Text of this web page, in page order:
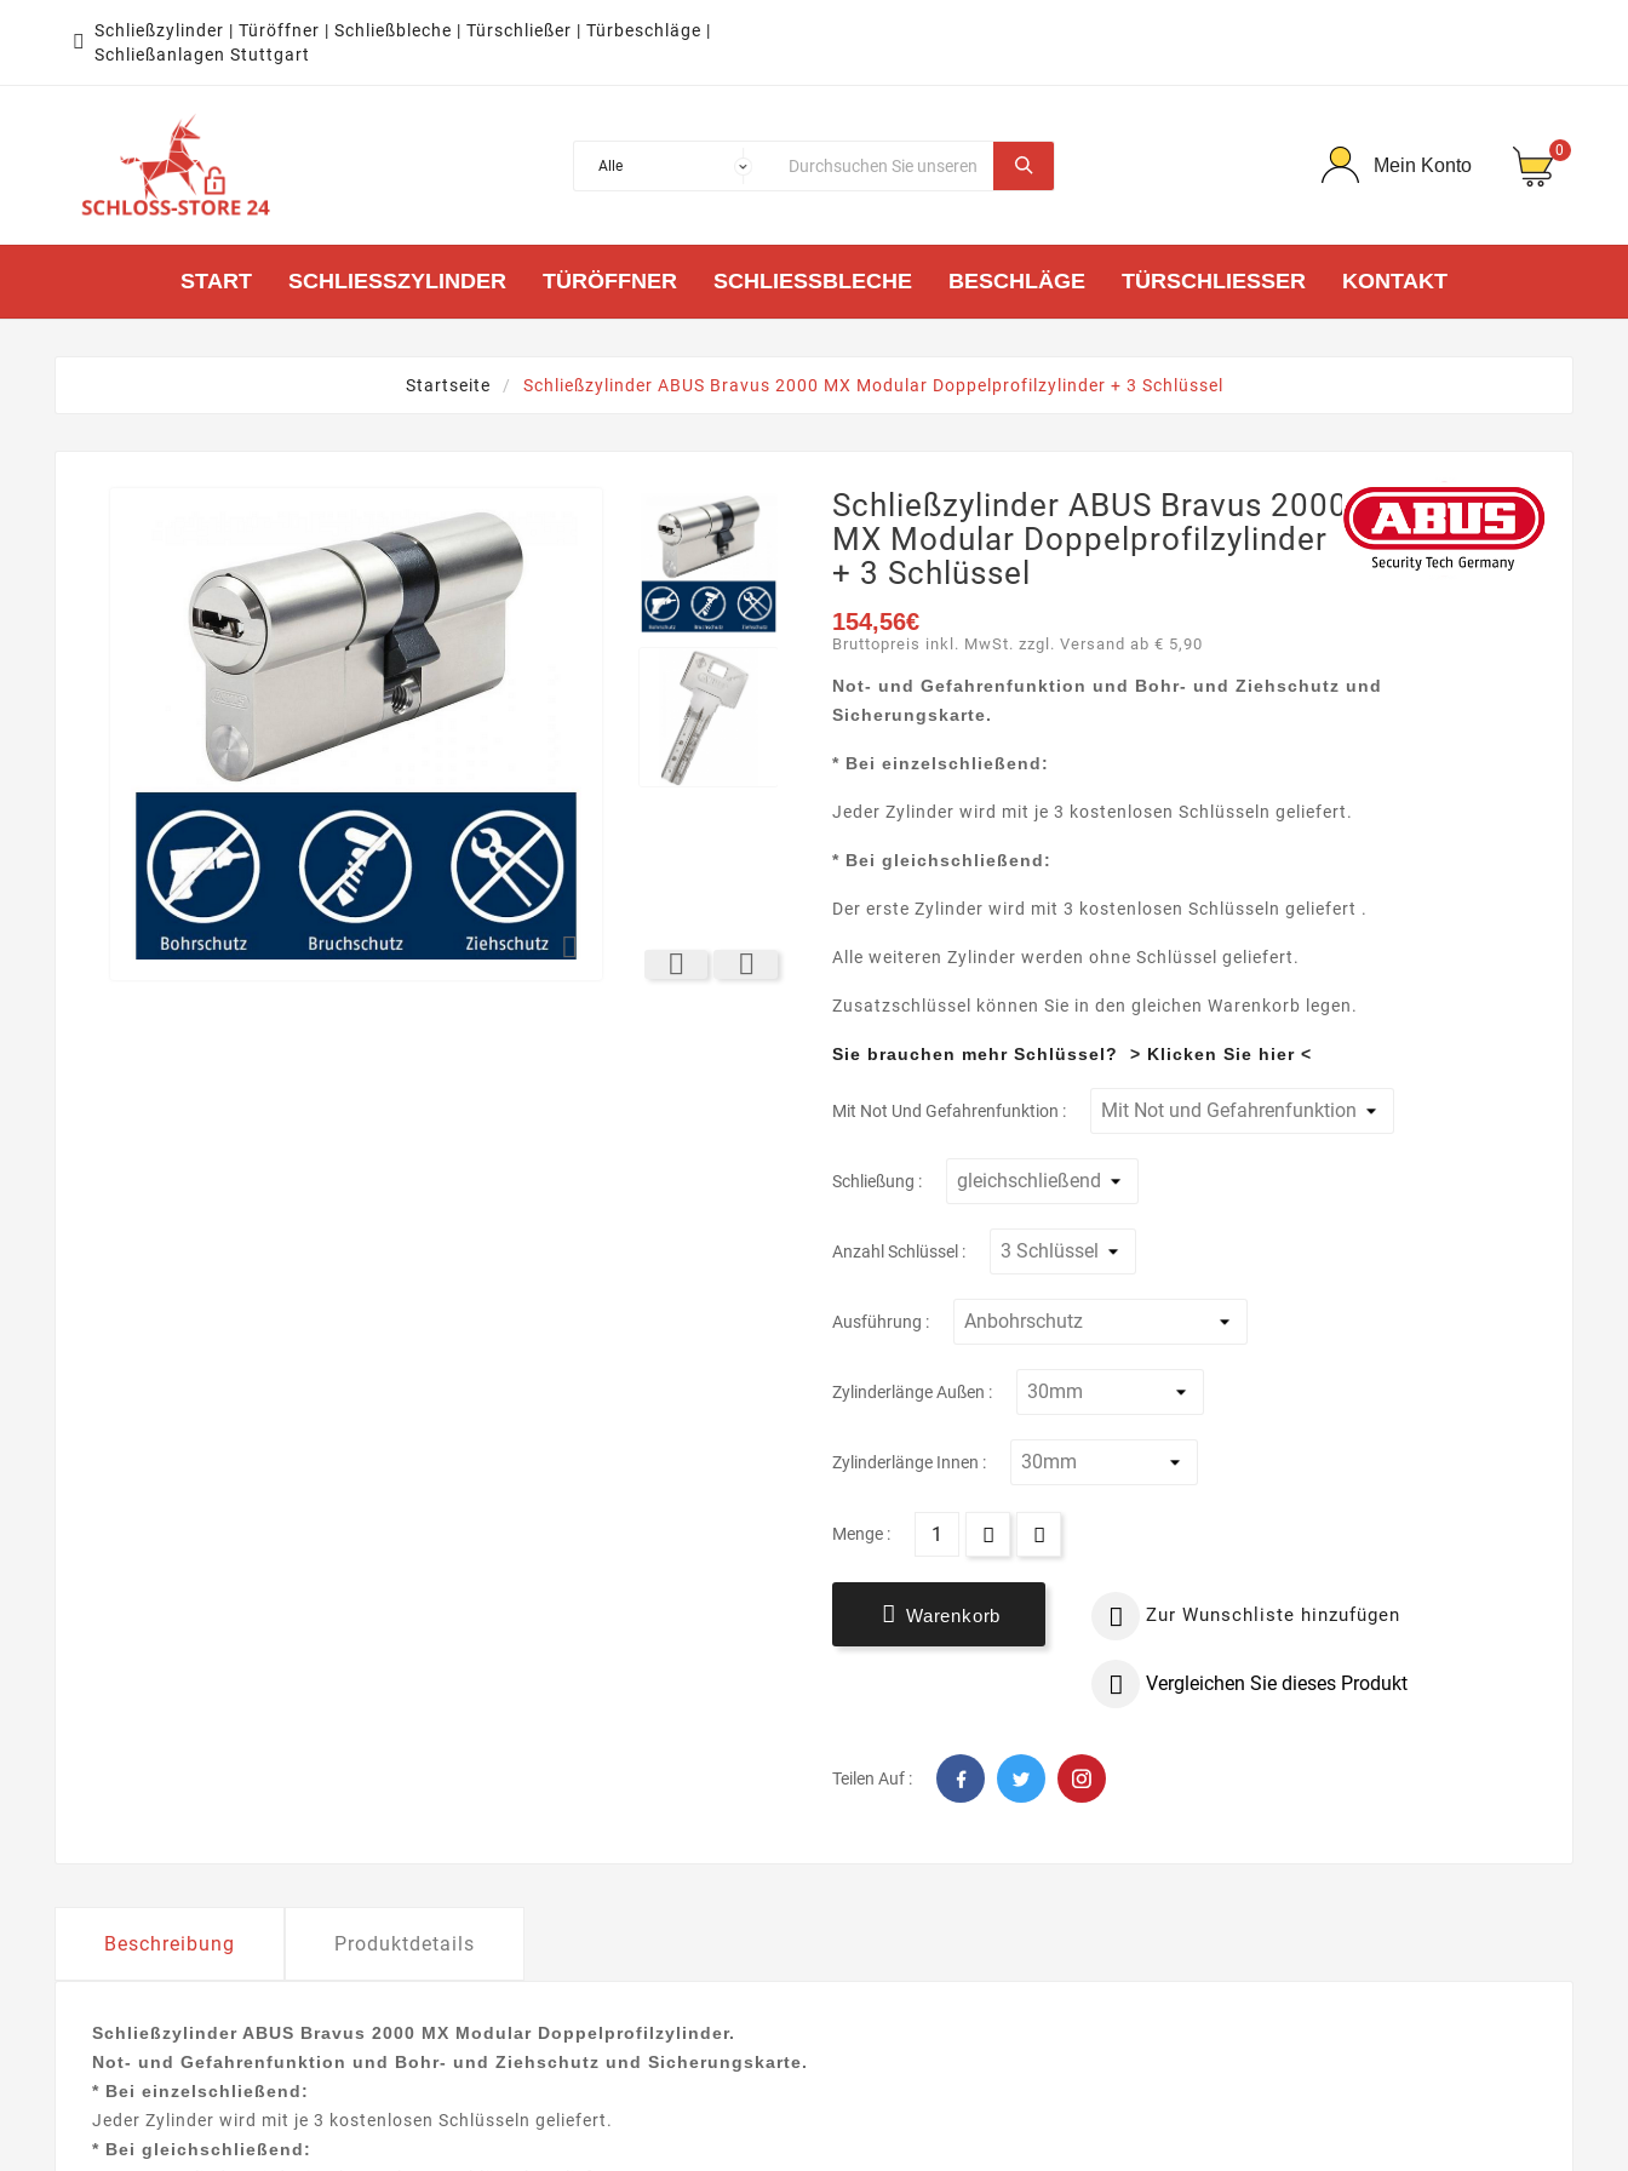

Schließzylinder | Türöffner | Schließbleche | Türschließer | Türbeschläge |
Schließanlagen Stuttgart
Mein Konto
0
START SCHLIESSZYLINDER TÜRÖFFNER SCHLIESSBLECHE BESCHLÄGE TÜRSCHLIESSER KONTAKT
Startseite Schließzylinder ABUS Bravus 2000 MX Modular Doppelprofilzylinder + 3 Schlüssel

 
Schließzylinder ABUS Bravus 2000
MX Modular Doppelprofilzylinder
+ 3 Schlüssel
154,56€
Bruttopreis inkl. MwSt. zzgl. Versand ab € 5,90
Not- und Gefahrenfunktion und Bohr- und Ziehschutz und
Sicherungskarte.
* Bei einzelschließend:
Jeder Zylinder wird mit je 3 kostenlosen Schlüsseln geliefert.
* Bei gleichschließend:
Der erste Zylinder wird mit 3 kostenlosen Schlüsseln geliefert .
Alle weiteren Zylinder werden ohne Schlüssel geliefert.
Zusatzschlüssel können Sie in den gleichen Warenkorb legen.
Sie brauchen mehr Schlüssel? > Klicken Sie hier <
Mit Not Und Gefahrenfunktion :
Schließung :
Anzahl Schlüssel :
Ausführung :
Zylinderlänge Außen :
Zylinderlänge Innen :
Menge :
 Warenkorb  Zur Wunschliste hinzufügen
 Vergleichen Sie dieses Produkt
Teilen Auf :
Beschreibung Produktdetails
Schließzylinder ABUS Bravus 2000 MX Modular Doppelprofilzylinder.
Not- und Gefahrenfunktion und Bohr- und Ziehschutz und Sicherungskarte.
* Bei einzelschließend:
Jeder Zylinder wird mit je 3 kostenlosen Schlüsseln geliefert.
* Bei gleichschließend: